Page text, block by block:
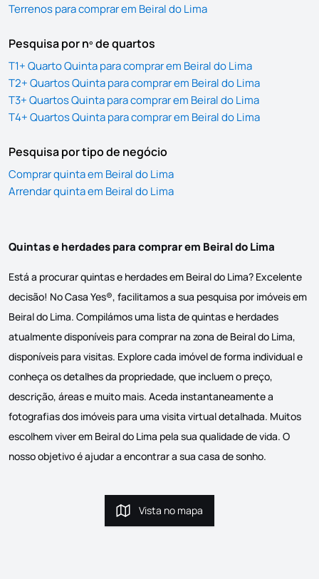
Terrenos para comprar em Beiral do Lima
Pesquisa por nº de quartos
T1+ Quarto Quinta para comprar em Beiral do Lima
T2+ Quartos Quinta para comprar em Beiral do Lima
T3+ Quartos Quinta para comprar em Beiral do Lima
T4+ Quartos Quinta para comprar em Beiral do Lima
Pesquisa por tipo de negócio
Comprar quinta em Beiral do Lima
Arrendar quinta em Beiral do Lima
Quintas e herdades para comprar em Beiral do Lima
Está a procurar quintas e herdades em Beiral do Lima? Excelente
decisão! No Casa Yes®, facilitamos a sua pesquisa por imóveis em
Beiral do Lima. Compilámos uma lista de quintas e herdades
atualmente disponíveis para comprar na zona de Beiral do Lima,
disponíveis para visitas. Explore cada imóvel de forma individual e
conheça os detalhes da propriedade, que incluem o preço,
descrição, áreas e muito mais. Aceda instantaneamente a
fotografias dos imóveis para uma visita virtual detalhada. Muitos
escolhem viver em Beiral do Lima pela sua qualidade de vida. O
nosso objetivo é ajudar a encontrar a sua casa de sonho.
Vista no mapa
Vista no mapa